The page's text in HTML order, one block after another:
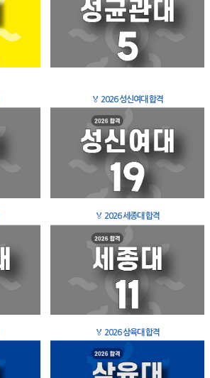
🏅 2026 성신여대 합격
🏅 2026 세종대 합격
🏅 2026 삼육대 합격